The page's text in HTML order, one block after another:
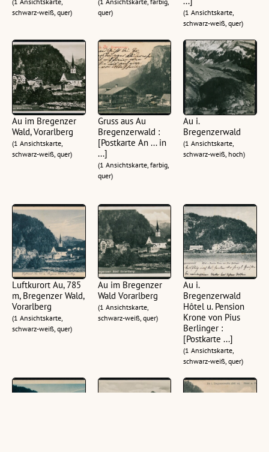
schwarz-weiß, quer)
quer)
(1 Ansichtskarte,
schwarz-weiß, quer)
Au im Bregenzer
Wald, Vorarlberg
(1 Ansichtskarte,
schwarz-weiß, quer)
Gruss aus Au
Bregenzerwald :
[Postkarte An ... in
...]
(1 Ansichtskarte, farbig,
quer)
Au i.
Bregenzerwald
(1 Ansichtskarte,
schwarz-weiß, hoch)
Luftkurort Au, 785
m, Bregenzer Wald,
Vorarlberg
(1 Ansichtskarte,
schwarz-weiß, quer)
Au im Bregenzer
Wald Vorarlberg
(1 Ansichtskarte,
schwarz-weiß, quer)
Au i.
Bregenzerwald
Hôtel u. Pension
Krone von Pius
Berlinger :
[Postkarte ...]
(1 Ansichtskarte,
schwarz-weiß, quer)